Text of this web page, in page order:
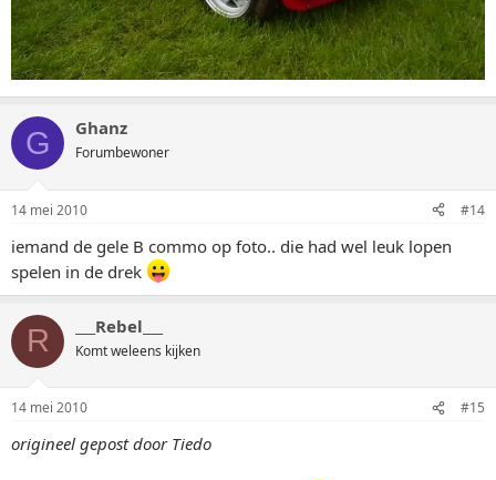
G Ghanz
Forumbewoner
14 mei 2010 #14
iemand de gele B commo op foto.. die had wel leuk lopen
spelen in de drek
R ___Rebel___
Komt weleens kijken
14 mei 2010 #15
origineel gepost door Tiedo